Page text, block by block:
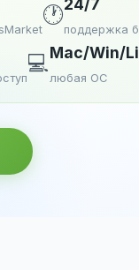
🕐24/7
поддержка
💻Mac/Win/
любая ОС